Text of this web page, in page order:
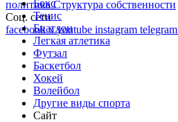
политикаСтруктура собственности
Соц. сети
facebookxyoutube instagram telegram
Бокс
Тенис
Биатлон
Легкая атлетика
Футзал
Баскетбол
Хокей
Волейбол
Другие виды спорта
Сайт